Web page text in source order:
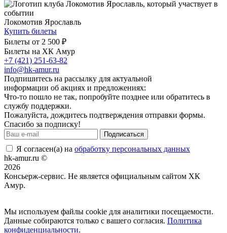
Локомотив Ярославль
Купить билеты
Билеты от 2 500 ₽
Билеты на ХК Амур
+7 (421) 251-63-82
info@hk-amur.ru
Подпишитесь на рассылку для актуальной
информации об акциях и предложениях:
Что-то пошло не так, попробуйте позднее или обратитесь в
службу поддержки.
Пожалуйста, дождитесь подтверждения отправки формы.
Спасибо за подписку!
Подписаться
Я согласен(а) на обработку персональных данных
hk-amur.ru ©
2026
Консьерж-сервис. Не является официальным сайтом ХК
Амур.
Мы используем файлы cookie для аналитики посещаемости.
Данные собираются только с вашего согласия. Политика
конфиденциальности.